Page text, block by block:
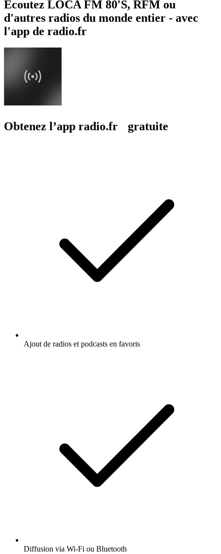
Écoutez LOCA FM 80'S, RFM ou
d'autres radios du monde entier - avec
l'app de radio.fr
Obtenez l’app radio.fr gratuite
Ajout de radios et podcasts en favoris
Diffusion via Wi-Fi ou Bluetooth